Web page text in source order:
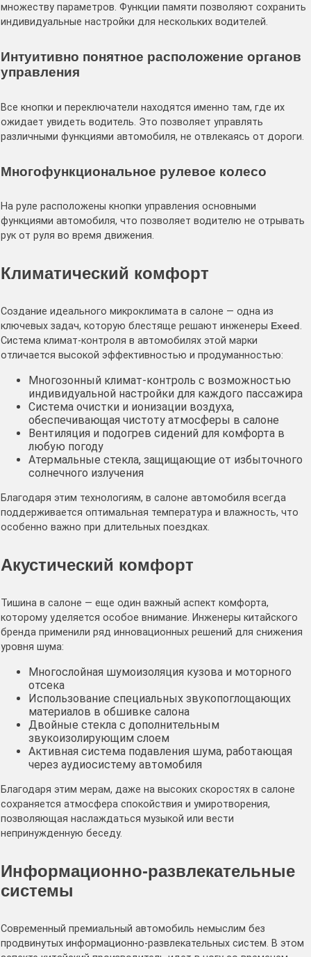
множеству параметров. Функции памяти позволяют сохранить
индивидуальные настройки для нескольких водителей.
Интуитивно понятное расположение органов
управления
Все кнопки и переключатели находятся именно там, где их
ожидает увидеть водитель. Это позволяет управлять
различными функциями автомобиля, не отвлекаясь от дороги.
Многофункциональное рулевое колесо
На руле расположены кнопки управления основными
функциями автомобиля, что позволяет водителю не отрывать
рук от руля во время движения.
Климатический комфорт
Создание идеального микроклимата в салоне — одна из
ключевых задач, которую блестяще решают инженеры Exeed.
Система климат-контроля в автомобилях этой марки
отличается высокой эффективностью и продуманностью:
Многозонный климат-контроль с возможностью
индивидуальной настройки для каждого пассажира
Система очистки и ионизации воздуха,
обеспечивающая чистоту атмосферы в салоне
Вентиляция и подогрев сидений для комфорта в
любую погоду
Атермальные стекла, защищающие от избыточного
солнечного излучения
Благодаря этим технологиям, в салоне автомобиля всегда
поддерживается оптимальная температура и влажность, что
особенно важно при длительных поездках.
Акустический комфорт
Тишина в салоне — еще один важный аспект комфорта,
которому уделяется особое внимание. Инженеры китайского
бренда применили ряд инновационных решений для снижения
уровня шума:
Многослойная шумоизоляция кузова и моторного
отсека
Использование специальных звукопоглощающих
материалов в обшивке салона
Двойные стекла с дополнительным
звукоизолирующим слоем
Активная система подавления шума, работающая
через аудиосистему автомобиля
Благодаря этим мерам, даже на высоких скоростях в салоне
сохраняется атмосфера спокойствия и умиротворения,
позволяющая наслаждаться музыкой или вести
непринужденную беседу.
Информационно-развлекательные
системы
Современный премиальный автомобиль немыслим без
продвинутых информационно-развлекательных систем. В этом